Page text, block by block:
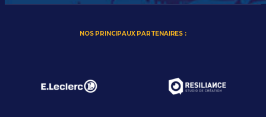
NOS PRINCIPAUX PARTENAIRES :